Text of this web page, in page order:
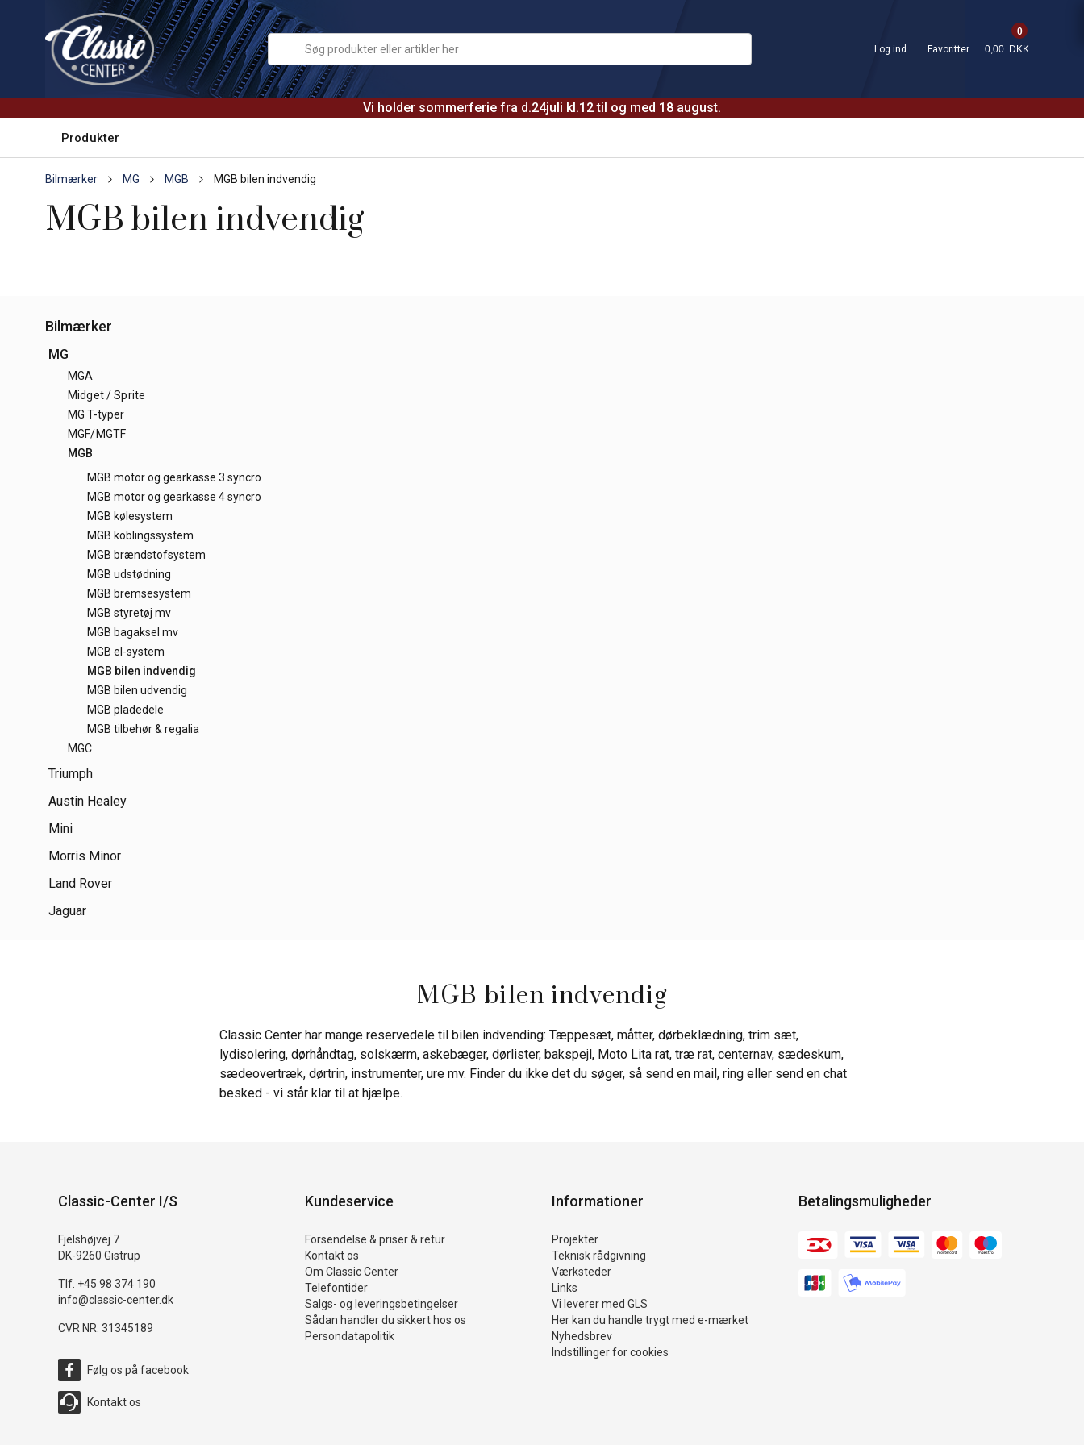
Vi holder sommerferie fra d.24juli kl.12 til og med 18 august.
Log ind Favoritter
0
0,00 DKK
Produkter
Bilmærker MG MGB MGB bilen indvendig
MGB bilen indvendig
Bilmærker
MG
MGA
Midget / Sprite
MG T-typer
MGF/MGTF
MGB
MGB motor og gearkasse 3 syncro
MGB motor og gearkasse 4 syncro
MGB kølesystem
MGB koblingssystem
MGB brændstofsystem
MGB udstødning
MGB bremsesystem
MGB styretøj mv
MGB bagaksel mv
MGB el-system
MGB bilen indvendig
MGB bilen udvendig
MGB pladedele
MGB tilbehør & regalia
MGC
Triumph
Austin Healey
Mini
Morris Minor
Land Rover
Jaguar
MGB bilen indvendig
Classic Center har mange reservedele til bilen indvending: Tæppesæt, måtter, dørbeklædning, trim sæt,
lydisolering, dørhåndtag, solskærm, askebæger, dørlister, bakspejl, Moto Lita rat, træ rat, centernav, sædeskum,
sædeovertræk, dørtrin, instrumenter, ure mv. Finder du ikke det du søger, så send en mail, ring eller send en chat
besked - vi står klar til at hjælpe.
Classic-Center I/S
Fjelshøjvej 7
DK-9260 Gistrup
Tlf. +45 98 374 190
info@classic-center.dk
CVR NR. 31345189
Følg os på facebook
Kontakt os
Kundeservice
Forsendelse & priser & retur
Kontakt os
Om Classic Center
Telefontider
Salgs- og leveringsbetingelser
Sådan handler du sikkert hos os
Persondatapolitik
Informationer
Projekter
Teknisk rådgivning
Værksteder
Links
Vi leverer med GLS
Her kan du handle trygt med e-mærket
Nyhedsbrev
Indstillinger for cookies
Betalingsmuligheder